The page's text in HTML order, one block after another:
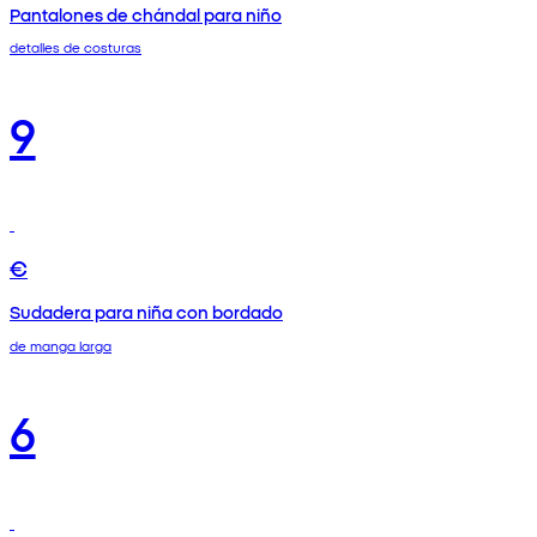
Pantalones de chándal para niño
detalles de costuras
9
€
Sudadera para niña con bordado
de manga larga
6